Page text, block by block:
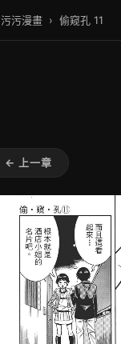
污污漫畫 › 偷窥孔 11
← 上一章